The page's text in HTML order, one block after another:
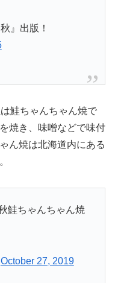
』出版！
鮭ちゃんちゃん焼で
焼き、味噌などで味付
ん焼は北海道内にある
鮭ちゃんちゃん焼
October 27, 2019